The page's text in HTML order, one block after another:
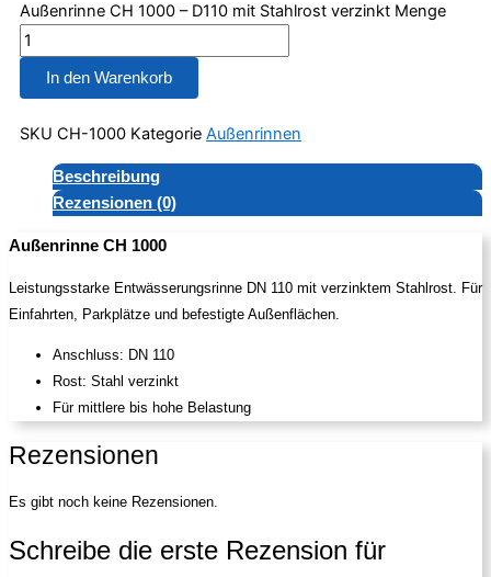
Außenrinne CH 1000 – D110 mit Stahlrost verzinkt Menge
In den Warenkorb
SKU CH-1000 Kategorie Außenrinnen
Beschreibung
Rezensionen (0)
Außenrinne CH 1000
Leistungsstarke Entwässerungsrinne DN 110 mit verzinktem Stahlrost. Für
Einfahrten, Parkplätze und befestigte Außenflächen.
Anschluss: DN 110
Rost: Stahl verzinkt
Für mittlere bis hohe Belastung
Rezensionen
Es gibt noch keine Rezensionen.
Schreibe die erste Rezension für